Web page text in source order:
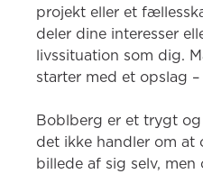
projekt eller et
deler dine interesser
livssituation som dig.
starter med et opslag
Boblberg er et trygt
det ikke handler om at
billede af sig selv, men